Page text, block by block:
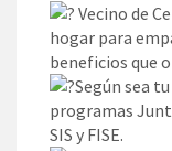
Vecino de
hogar para
beneficios que
Según sea
programas
SIS y FISE.